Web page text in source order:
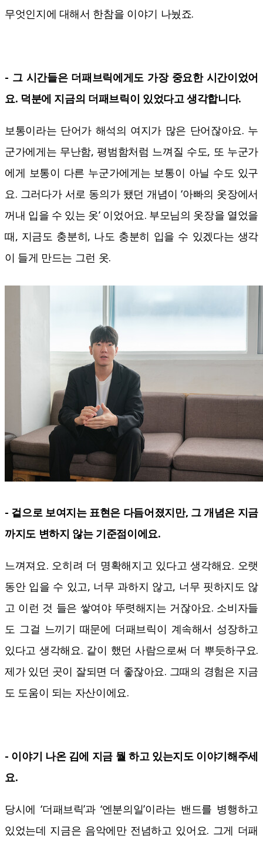
무엇인지에 대해서 한참을 이야기 나눴죠.
- 그 시간들은 더패브릭에게도 가장 중요한 시간이었어
요. 덕분에 지금의 더패브릭이 있었다고 생각합니다.
보통이라는 단어가 해석의 여지가 많은 단어잖아요. 누
군가에게는 무난함, 평범함처럼 느껴질 수도, 또 누군가
에게 보통이 다른 누군가에게는 보통이 아닐 수도 있구
요. 그러다가 서로 동의가 됐던 개념이 ‘아빠의 옷장에서
꺼내 입을 수 있는 옷’ 이었어요. 부모님의 옷장을 열었을
때, 지금도 충분히, 나도 충분히 입을 수 있겠다는 생각
이 들게 만드는 그런 옷.
- 겉으로 보여지는 표현은 다듬어졌지만, 그 개념은 지금
까지도 변하지 않는 기준점이에요.
느껴져요. 오히려 더 명확해지고 있다고 생각해요. 오랫
동안 입을 수 있고, 너무 과하지 않고, 너무 핏하지도 않
고 이런 것 들은 쌓여야 뚜렷해지는 거잖아요. 소비자들
도 그걸 느끼기 때문에 더패브릭이 계속해서 성장하고
있다고 생각해요. 같이 했던 사람으로써 더 뿌듯하구요.
제가 있던 곳이 잘되면 더 좋잖아요. 그때의 경험은 지금
도 도움이 되는 자산이에요.
- 이야기 나온 김에 지금 뭘 하고 있는지도 이야기해주세
요.
당시에 ‘더패브릭’과 ‘엔분의일’이라는 밴드를 병행하고
있었는데 지금은 음악에만 전념하고 있어요. 그게 더패